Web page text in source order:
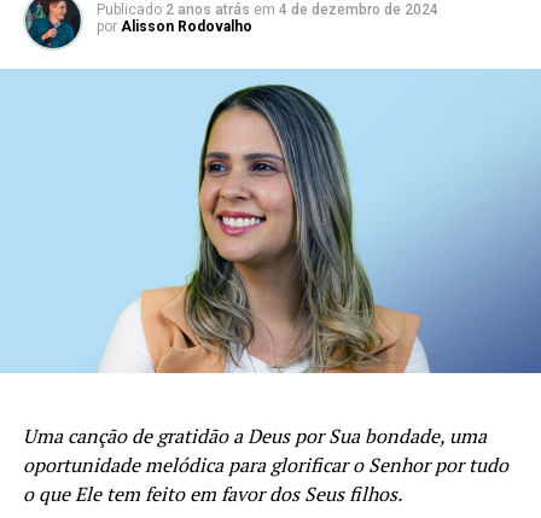
Publicado 2 anos atrás em 4 de dezembro de 2024
por Alisson Rodovalho
Uma canção de gratidão a Deus por Sua bondade, uma
oportunidade melódica para glorificar o Senhor por tudo
o que Ele tem feito em favor dos Seus filhos.